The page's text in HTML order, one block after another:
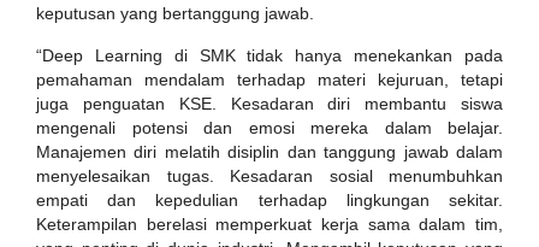
keputusan yang bertanggung jawab.
“Deep Learning di SMK tidak hanya menekankan pada
pemahaman mendalam terhadap materi kejuruan, tetapi
juga penguatan KSE. Kesadaran diri membantu siswa
mengenali potensi dan emosi mereka dalam belajar.
Manajemen diri melatih disiplin dan tanggung jawab dalam
menyelesaikan tugas. Kesadaran sosial menumbuhkan
empati dan kepedulian terhadap lingkungan sekitar.
Keterampilan berelasi memperkuat kerja sama dalam tim,